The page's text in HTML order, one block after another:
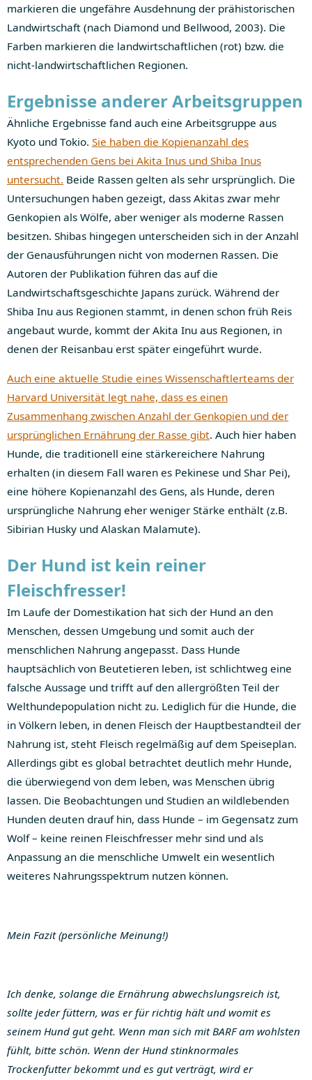
markieren die ungefähre Ausdehnung der prähistorischen
Landwirtschaft (nach Diamond und Bellwood, 2003). Die
Farben markieren die landwirtschaftlichen (rot) bzw. die
nicht-landwirtschaftlichen Regionen.
Ergebnisse anderer Arbeitsgruppen
Ähnliche Ergebnisse fand auch eine Arbeitsgruppe aus
Kyoto und Tokio. Sie haben die Kopienanzahl des
entsprechenden Gens bei Akita Inus und Shiba Inus
untersucht. Beide Rassen gelten als sehr ursprünglich. Die
Untersuchungen haben gezeigt, dass Akitas zwar mehr
Genkopien als Wölfe, aber weniger als moderne Rassen
besitzen. Shibas hingegen unterscheiden sich in der Anzahl
der Genausführungen nicht von modernen Rassen. Die
Autoren der Publikation führen das auf die
Landwirtschaftsgeschichte Japans zurück. Während der
Shiba Inu aus Regionen stammt, in denen schon früh Reis
angebaut wurde, kommt der Akita Inu aus Regionen, in
denen der Reisanbau erst später eingeführt wurde.
Auch eine aktuelle Studie eines Wissenschaftlerteams der
Harvard Universität legt nahe, dass es einen
Zusammenhang zwischen Anzahl der Genkopien und der
ursprünglichen Ernährung der Rasse gibt. Auch hier haben
Hunde, die traditionell eine stärkereichere Nahrung
erhalten (in diesem Fall waren es Pekinese und Shar Pei),
eine höhere Kopienanzahl des Gens, als Hunde, deren
ursprüngliche Nahrung eher weniger Stärke enthält (z.B.
Sibirian Husky und Alaskan Malamute).
Der Hund ist kein reiner
Fleischfresser!
Im Laufe der Domestikation hat sich der Hund an den
Menschen, dessen Umgebung und somit auch der
menschlichen Nahrung angepasst. Dass Hunde
hauptsächlich von Beutetieren leben, ist schlichtweg eine
falsche Aussage und trifft auf den allergrößten Teil der
Welthundepopulation nicht zu. Lediglich für die Hunde, die
in Völkern leben, in denen Fleisch der Hauptbestandteil der
Nahrung ist, steht Fleisch regelmäßig auf dem Speiseplan.
Allerdings gibt es global betrachtet deutlich mehr Hunde,
die überwiegend von dem leben, was Menschen übrig
lassen. Die Beobachtungen und Studien an wildlebenden
Hunden deuten drauf hin, dass Hunde – im Gegensatz zum
Wolf – keine reinen Fleischfresser mehr sind und als
Anpassung an die menschliche Umwelt ein wesentlich
weiteres Nahrungsspektrum nutzen können.
Mein Fazit (persönliche Meinung!)
Ich denke, solange die Ernährung abwechslungsreich ist,
sollte jeder füttern, was er für richtig hält und womit es
seinem Hund gut geht. Wenn man sich mit BARF am wohlsten
fühlt, bitte schön. Wenn der Hund stinknormales
Trockenfutter bekommt und es gut verträgt, wird er